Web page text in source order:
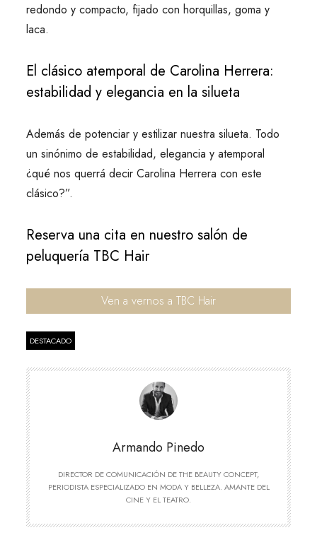
redondo y compacto, fijado con horquillas, goma y
laca.
El clásico atemporal de Carolina Herrera:
estabilidad y elegancia en la silueta
Además de potenciar y estilizar nuestra silueta. Todo
un sinónimo de estabilidad, elegancia y atemporal
¿qué nos querrá decir Carolina Herrera con este
clásico?”.
Reserva una cita en nuestro salón de
peluquería TBC Hair
Ven a vernos a TBC Hair
DESTACADO
Armando Pinedo
DIRECTOR DE COMUNICACIÓN DE THE BEAUTY CONCEPT,
PERIODISTA ESPECIALIZADO EN MODA Y BELLEZA. AMANTE DEL
CINE Y EL TEATRO.